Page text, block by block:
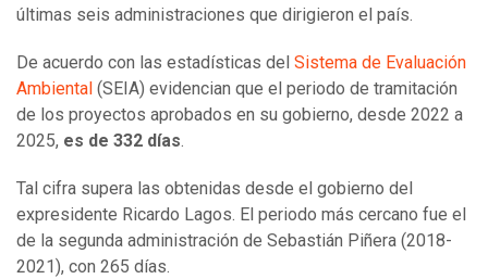
últimas seis administraciones que dirigieron el país.
De acuerdo con las estadísticas del Sistema de Evaluación
Ambiental (SEIA) evidencian que el periodo de tramitación
de los proyectos aprobados en su gobierno, desde 2022 a
2025, es de 332 días.
Tal cifra supera las obtenidas desde el gobierno del
expresidente Ricardo Lagos. El periodo más cercano fue el
de la segunda administración de Sebastián Piñera (2018-
2021), con 265 días.